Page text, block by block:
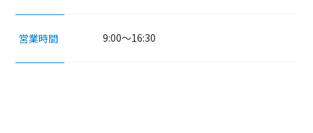
営業時間 9:00～16:30